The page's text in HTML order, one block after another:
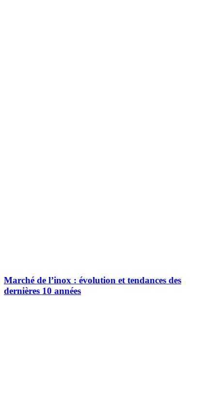
Marché de l’inox : évolution et tendances des
dernières 10 années